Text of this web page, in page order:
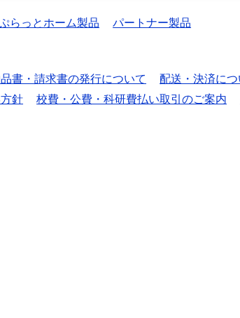
らっとホーム製品 パートナー製品
書・請求書の発行について 配送・決済につ
針 校費・公費・科研費払い取引のご案内